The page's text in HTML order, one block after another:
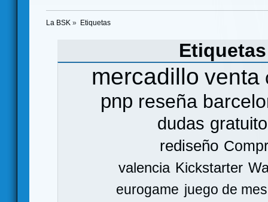
La BSK » Etiquetas
mercadillo venta
pnp reseña
dudas gratuito
rediseño
valencia Kickstarter
eurogame juego de